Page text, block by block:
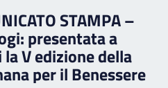
STAMPA –
presentata a
V edizione della
per il Benessere